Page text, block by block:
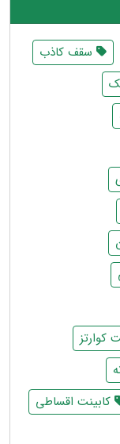
سقف کاذب
کوارتز
کابینت اقساطی